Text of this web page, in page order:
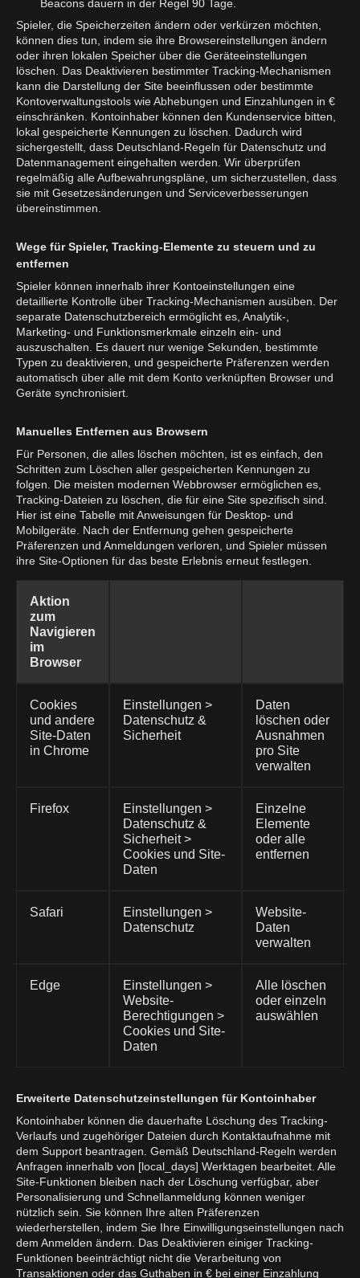
Beacons dauern in der Regel 90 Tage.
Spieler, die Speicherzeiten ändern oder verkürzen möchten,
können dies tun, indem sie ihre Browsereinstellungen ändern
oder ihren lokalen Speicher über die Geräteeinstellungen
löschen. Das Deaktivieren bestimmter Tracking-Mechanismen
kann die Darstellung der Site beeinflussen oder bestimmte
Kontoverwaltungstools wie Abhebungen und Einzahlungen in €
einschränken. Kontoinhaber können den Kundenservice bitten,
lokal gespeicherte Kennungen zu löschen. Dadurch wird
sichergestellt, dass Deutschland-Regeln für Datenschutz und
Datenmanagement eingehalten werden. Wir überprüfen
regelmäßig alle Aufbewahrungspläne, um sicherzustellen, dass
sie mit Gesetzesänderungen und Serviceverbesserungen
übereinstimmen.
Wege für Spieler, Tracking-Elemente zu steuern und zu
entfernen
Spieler können innerhalb ihrer Kontoeinstellungen eine
detaillierte Kontrolle über Tracking-Mechanismen ausüben. Der
separate Datenschutzbereich ermöglicht es, Analytik-,
Marketing- und Funktionsmerkmale einzeln ein- und
auszuschalten. Es dauert nur wenige Sekunden, bestimmte
Typen zu deaktivieren, und gespeicherte Präferenzen werden
automatisch über alle mit dem Konto verknüpften Browser und
Geräte synchronisiert.
Manuelles Entfernen aus Browsern
Für Personen, die alles löschen möchten, ist es einfach, den
Schritten zum Löschen aller gespeicherten Kennungen zu
folgen. Die meisten modernen Webbrowser ermöglichen es,
Tracking-Dateien zu löschen, die für eine Site spezifisch sind.
Hier ist eine Tabelle mit Anweisungen für Desktop- und
Mobilgeräte. Nach der Entfernung gehen gespeicherte
Präferenzen und Anmeldungen verloren, und Spieler müssen
ihre Site-Optionen für das beste Erlebnis erneut festlegen.
Aktion
zum
Navigieren
im
Browser
Cookies
und andere
Site-Daten
in Chrome
Einstellungen >
Datenschutz &
Sicherheit
Daten
löschen oder
Ausnahmen
pro Site
verwalten
Firefox
Einstellungen >
Datenschutz &
Sicherheit >
Cookies und Site-
Daten
Einzelne
Elemente
oder alle
entfernen
Safari
Einstellungen >
Datenschutz
Website-
Daten
verwalten
Edge
Einstellungen >
Website-
Berechtigungen >
Cookies und Site-
Daten
Alle löschen
oder einzeln
auswählen
Erweiterte Datenschutzeinstellungen für Kontoinhaber
Kontoinhaber können die dauerhafte Löschung des Tracking-
Verlaufs und zugehöriger Dateien durch Kontaktaufnahme mit
dem Support beantragen. Gemäß Deutschland-Regeln werden
Anfragen innerhalb von [local_days] Werktagen bearbeitet. Alle
Site-Funktionen bleiben nach der Löschung verfügbar, aber
Personalisierung und Schnellanmeldung können weniger
nützlich sein. Sie können Ihre alten Präferenzen
wiederherstellen, indem Sie Ihre Einwilligungseinstellungen nach
dem Anmelden ändern. Das Deaktivieren einiger Tracking-
Funktionen beeinträchtigt nicht die Verarbeitung von
Transaktionen oder das Guthaben in € bei einer Einzahlung